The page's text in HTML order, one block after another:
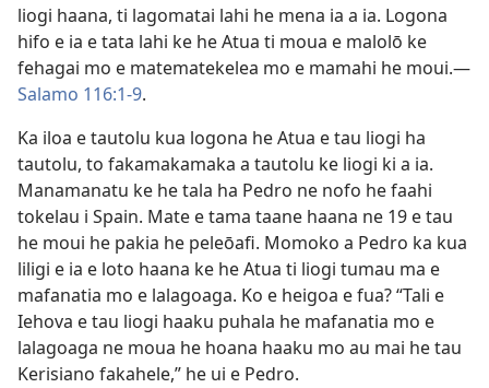
liogi haana, ti lagomatai lahi he mena ia a ia. Logona
hifo e ia e tata lahi ke he Atua ti moua e malolō ke
fehagai mo e matematekelea mo e mamahi he moui.​—
Salamo 116:1-9.
Ka iloa e tautolu kua logona he Atua e tau liogi ha
tautolu, to fakamakamaka a tautolu ke liogi ki a ia.
Manamanatu ke he tala ha Pedro ne nofo he faahi
tokelau i Spain. Mate e tama taane haana ne 19 e tau
he moui he pakia he peleōafi. Momoko a Pedro ka kua
liligi e ia e loto haana ke he Atua ti liogi tumau ma e
mafanatia mo e lalagoaga. Ko e heigoa e fua? “Tali e
Iehova e tau liogi haaku puhala he mafanatia mo e
lalagoaga ne moua he hoana haaku mo au mai he tau
Kerisiano fakahele,” he ui e Pedro.